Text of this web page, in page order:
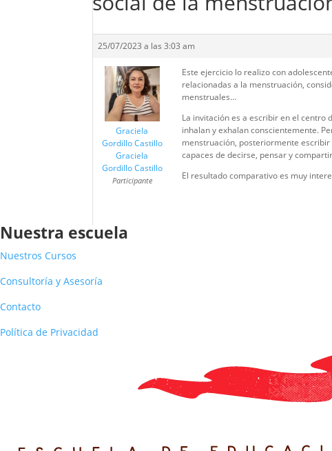
25/07/2023 a las 3:03 am
Graciela
Gordillo Castillo
Graciela
Gordillo Castillo
Participante
Este ejercicio lo realizo con
relacionadas a la menstruación,
menstruales…
La invitación es a escribir en el
inhalan y exhalan conscientemente.
menstruación, posteriormente
capaces de decirse, pensar y
El resultado comparativo es muy
Nuestra escuela
Nuestros Cursos
Consultoría y Asesoría
Contacto
Política de Privacidad